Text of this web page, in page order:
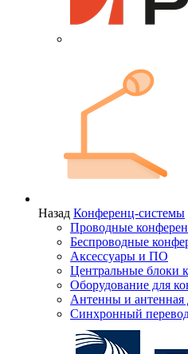
Назад Конференц-системы
Проводные
Беспроводные
Аксессуары и ПО
Центральные блоки
Оборудование для
Антенны и антенная
Синхронный